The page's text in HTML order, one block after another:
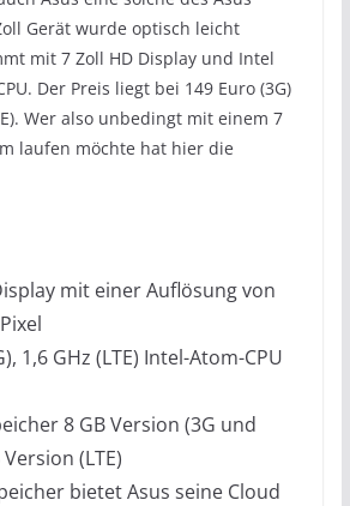
Gerät wurde optisch leicht
mit 7 Zoll HD Display und Intel
Der Preis liegt bei 149 Euro (3G)
Wer also unbedingt mit einem 7
laufen möchte hat hier die
mit einer Auflösung von
1,6 GHz (LTE) Intel-Atom-CPU
8 GB Version (3G und
Version (LTE)
bietet Asus seine Cloud